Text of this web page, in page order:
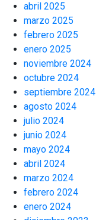
abril 2025
marzo 2025
febrero 2025
enero 2025
noviembre 2024
octubre 2024
septiembre 2024
agosto 2024
julio 2024
junio 2024
mayo 2024
abril 2024
marzo 2024
febrero 2024
enero 2024